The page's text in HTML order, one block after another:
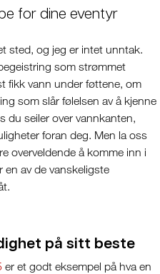
for dine eventyr
sted, og jeg er intet unntak.
som strømmet
fikk vann under føttene, om
som slår følelsen av å kjenne
du seiler over vannkanten,
foran deg. Men la oss
overveldende å komme inn i
en av de vanskeligste
på sitt beste
er et godt eksempel på hva en